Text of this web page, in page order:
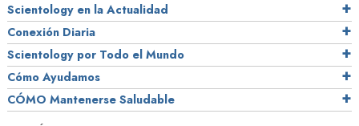
Scientology en la Actualidad
Conexión Diaria
Scientology por Todo el Mundo
Cómo Ayudamos
CÓMO Mantenerse Saludable